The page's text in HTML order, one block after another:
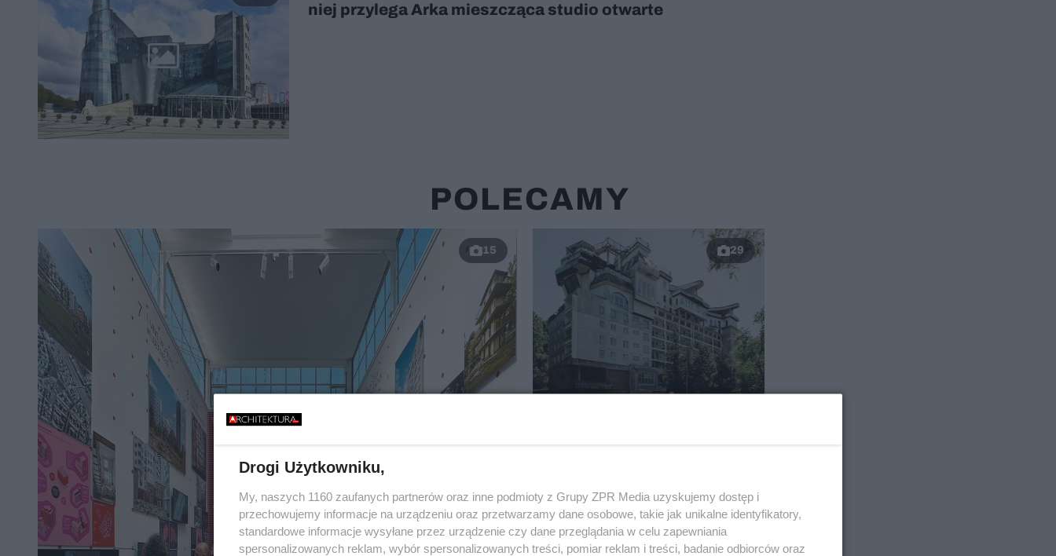
niej przylega Arka mieszcząca studio otwarte
POLECAMY
15 29
samowola
MATERIAŁ SPONSOROWANY
Drogi Użytkowniku,
My, naszych 1160 zaufanych partnerów oraz inne podmioty z Grupy ZPR Media uzyskujemy dostęp i
przechowujemy informacje na urządzeniu oraz przetwarzamy dane osobowe, takie jak unikalne identyfikatory,
standardowe informacje wysyłane przez urządzenie czy dane przeglądania w celu zapewniania
spersonalizowanych reklam, wybór spersonalizowanych treści, pomiar reklam i treści, badanie odbiorców oraz